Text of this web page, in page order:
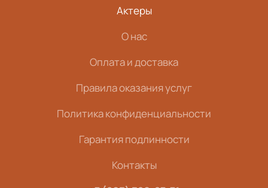
Актеры
О нас
Оплата и доставка
Правила оказания услуг
Политика конфиденциальности
Гарантия подлинности
Контакты